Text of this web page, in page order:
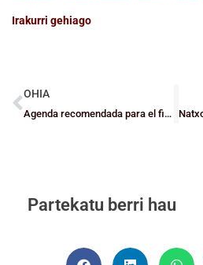
Irakurri gehiago
OHIA
Agenda recomendada para el fin de semana
Partekatu berri hau